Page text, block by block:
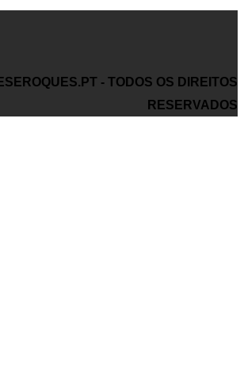
- TODOS OS DIREITOS
RESERVADOS